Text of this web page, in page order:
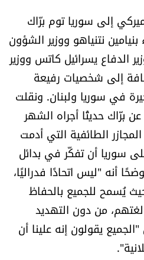
إلى سوريا توم برّاك
نتنياهو ووزير الشؤون
الدفاع يسرائيل كاتس ووزير
إلى شخصيات رفيعة
في سوريا ولبنان. ونقلت
حديثًا أجراه الشهر
الطائفية التي أدمت
سوريا أن تفكّر في بدائل
أنه "ليس اتحادًا فدراليًا،
يُسمح للجميع بالحفاظ
من دون التهديد
يقولون إنه علينا أن